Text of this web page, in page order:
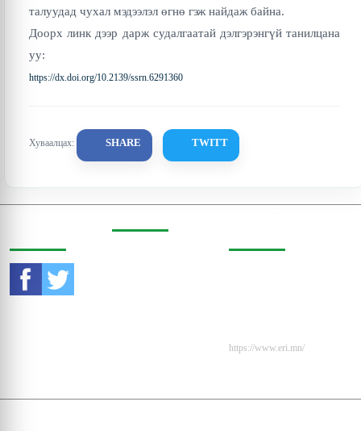
талуудад чухал мэдээлэл өгнө гэж найдаж байна.
Доорх линк дээр дарж судалгаатай дэлгэрэнгүй танилцана
уу:
https://dx.doi.org/10.2139/ssrn.6291360
Хуваалцах: SHARE TWITT
https://www.eri.mn/